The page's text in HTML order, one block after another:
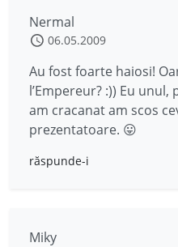
Nermal
06.05.2009
Au fost foarte haiosi!
l’Empereur? :)) Eu
am cracanat am scos
prezentatoare. 😛
răspunde-i
Miky